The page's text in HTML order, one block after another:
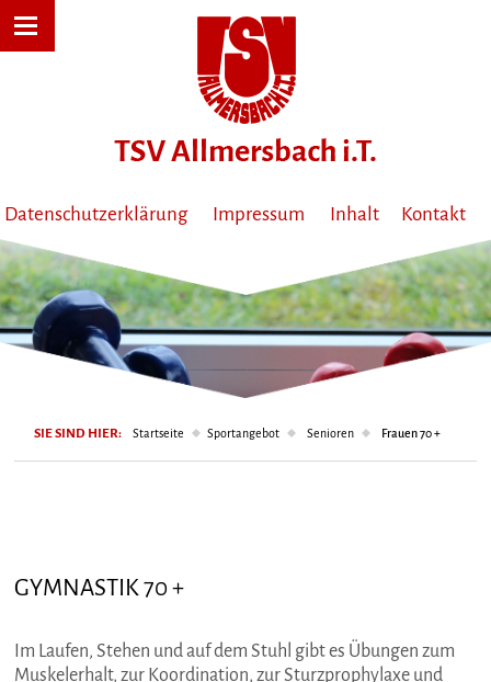
Datenschutzerklärung Impressum Inhalt Kontakt
SIE SIND HIER: Startseite Sportangebot Senioren Frauen 70 +
GYMNASTIK 70 +
Im Laufen, Stehen und auf dem Stuhl gibt es Übungen zum
Muskelerhalt, zur Koordination, zur Sturzprophylaxe und